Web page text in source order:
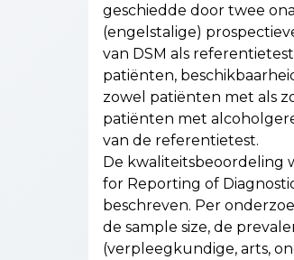
geschiedde door twee
(engelstalige)
van DSM als
patiënten,
zowel patiënten met als
patiënten met
van de referentietest.
De kwaliteitsbeoordeling
for Reporting of
beschreven. Per
de sample size, de
(verpleegkundige, arts,